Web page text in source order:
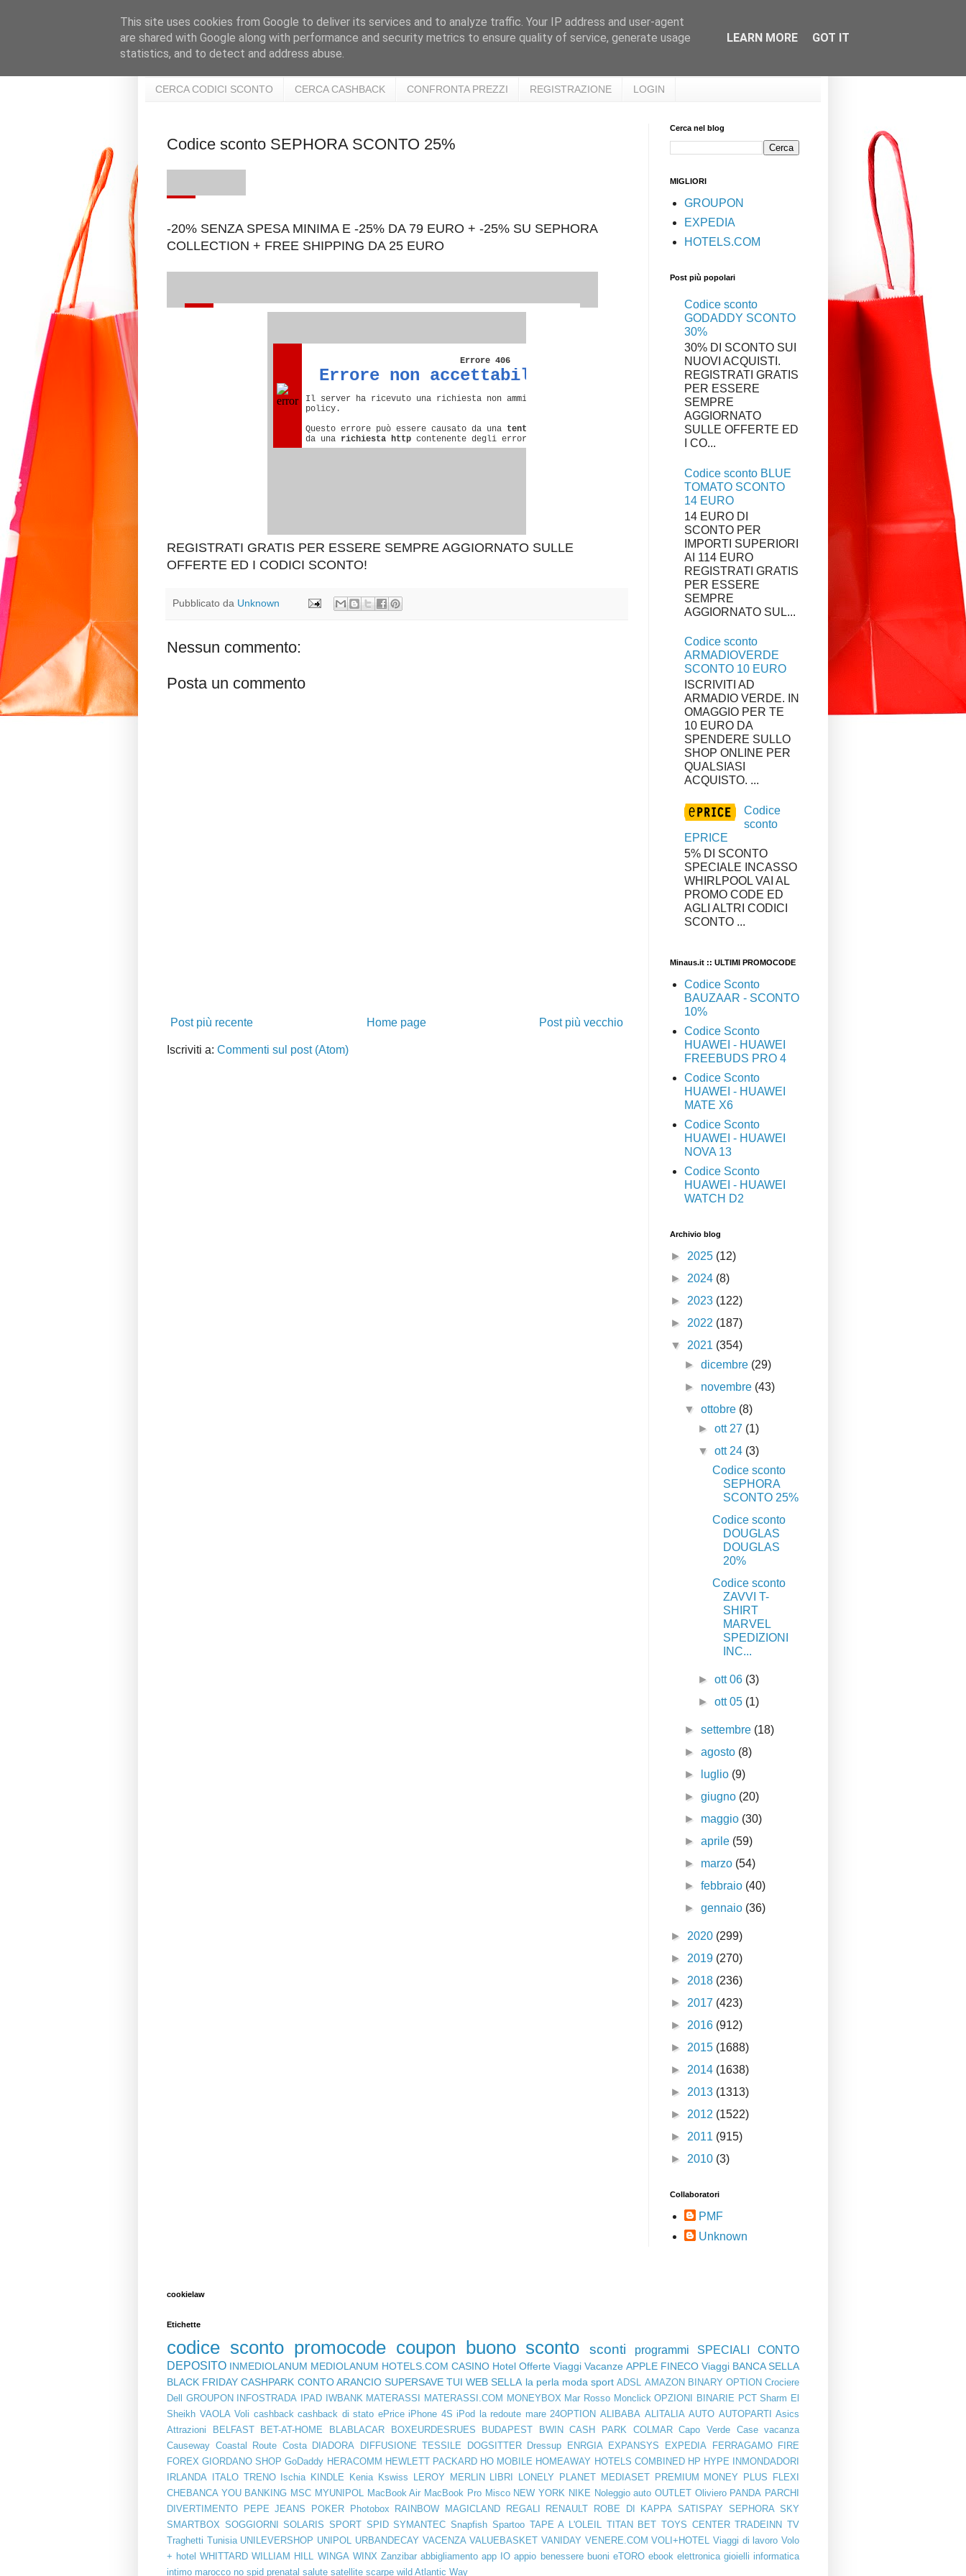
CERCA CODICI SCONTO CERCA CASHBACK CONFRONTA PREZZI REGISTRAZIONE LOGIN
Codice sconto SEPHORA SCONTO 25%
-20% SENZA SPESA MINIMA E -25% DA 79 EURO + -25% SU SEPHORA
COLLECTION + FREE SHIPPING DA 25 EURO
REGISTRATI GRATIS PER ESSERE SEMPRE AGGIORNATO SULLE
OFFERTE ED I CODICI SCONTO!
Pubblicato da Unknown
Nessun commento:
Posta un commento
Post più recente Post più vecchio
Home page
Iscriviti a: Commenti sul post (Atom)
Cerca nel blog
MIGLIORI
GROUPON
EXPEDIA
HOTELS.COM
Post più popolari
Codice sconto
GODADDY SCONTO
30%
30% DI SCONTO SUI
NUOVI ACQUISTI.
REGISTRATI GRATIS
PER ESSERE
SEMPRE
AGGIORNATO
SULLE OFFERTE ED
I CO...
Codice sconto BLUE
TOMATO SCONTO
14 EURO
14 EURO DI
SCONTO PER
IMPORTI SUPERIORI
AI 114 EURO
REGISTRATI GRATIS
PER ESSERE
SEMPRE
AGGIORNATO SUL...
Codice sconto
ARMADIOVERDE
SCONTO 10 EURO
ISCRIVITI AD
ARMADIO VERDE. IN
OMAGGIO PER TE
10 EURO DA
SPENDERE SULLO
SHOP ONLINE PER
QUALSIASI
ACQUISTO. ...
Codice
sconto
EPRICE
5% DI SCONTO
SPECIALE INCASSO
WHIRLPOOL VAI AL
PROMO CODE ED
AGLI ALTRI CODICI
SCONTO ...
Minaus.it :: ULTIMI PROMOCODE
Codice Sconto
BAUZAAR - SCONTO
10%
Codice Sconto
HUAWEI - HUAWEI
FREEBUDS PRO 4
Codice Sconto
HUAWEI - HUAWEI
MATE X6
Codice Sconto
HUAWEI - HUAWEI
NOVA 13
Codice Sconto
HUAWEI - HUAWEI
WATCH D2
Archivio blog
► 2025 (12)
► 2024 (8)
► 2023 (122)
► 2022 (187)
▼ 2021 (354)
►dicembre (29)
► novembre (43)
▼ottobre (8)
►ott 27 (1)
▼ott 24 (3)
Codice sconto
SEPHORA
SCONTO 25%
Codice sconto
DOUGLAS
DOUGLAS
20%
Codice sconto
ZAVVI T-
SHIRT
MARVEL
SPEDIZIONI
INC...
►ott 06 (3)
►ott 05 (1)
►settembre (18)
►agosto (8)
►
luglio (9)
►giugno (20)
► maggio (30)
►aprile (59)
► marzo (54)
►febbraio (40)
►gennaio (36)
► 2020 (299)
► 2019 (270)
► 2018 (236)
► 2017 (423)
► 2016 (912)
► 2015 (1688)
► 2014 (1638)
► 2013 (1313)
► 2012 (1522)
► 2011 (915)
► 2010 (3)
Collaboratori
PMF
Unknown
cookielaw
Etichette
codice sconto promocode coupon buono sconto sconti programmi SPECIALI
CONTO
DEPOSITO INMEDIOLANUM MEDIOLANUM HOTELS.COM CASINO Hotel Offerte Viaggi Vacanze APPLE FINECO Viaggi BANCA SELLA
BLACK FRIDAY CASHPARK CONTO ARANCIO SUPERSAVE TUI WEB SELLA la perla moda sport ADSL AMAZON BINARY OPTION Crociere
Dell
GROUPON INFOSTRADA IPAD IWBANK MATERASSI MATERASSI.COM MONEYBOX Mar Rosso Monclick OPZIONI BINARIE PCT Sharm El
Sheikh VAOLA Voli cashback cashback di stato ePrice iPhone 4S iPod la redoute mare 24OPTION ALIBABA ALITALIA AUTO AUTOPARTI
Asics
Attrazioni
BELFAST BET-AT-HOME BLABLACAR BOXEURDESRUES BUDAPEST BWIN CASH PARK COLMAR Capo Verde
Case vacanza
Causeway Coastal Route Costa DIADORA DIFFUSIONE TESSILE DOGSITTER Dressup ENRGIA EXPANSYS EXPEDIA FERRAGAMO
FIRE
FOREX GIORDANO SHOP GoDaddy HERACOMM HEWLETT PACKARD HO MOBILE HOMEAWAY HOTELS COMBINED HP HYPE
INMONDADORI
IRLANDA
ITALO TRENO Ischia KINDLE Kenia Kswiss LEROY MERLIN LIBRI LONELY PLANET MEDIASET PREMIUM
MONEY PLUS FLEXI
CHEBANCA YOU BANKING MSC MYUNIPOL MacBook Air MacBook Pro Misco NEW YORK NIKE Noleggio auto OUTLET Oliviero PANDA PARCHI
DIVERTIMENTO
PEPE JEANS POKER Photobox RAINBOW MAGICLAND REGALI RENAULT ROBE DI KAPPA SATISPAY SEPHORA SKY
SMARTBOX SOGGIORNI SOLARIS SPORT SPID SYMANTEC Snapfish Spartoo TAPE A L'OLEIL TITAN BET TOYS CENTER TRADEINN TV
Traghetti Tunisia UNILEVERSHOP UNIPOL URBANDECAY VACENZA VALUEBASKET VANIDAY VENERE.COM VOLI+HOTEL Viaggi di lavoro Volo
+ hotel WHITTARD WILLIAM HILL WINGA WINX Zanzibar abbigliamento app IO appio benessere buoni eTORO ebook elettronica gioielli informatica
intimo marocco no spid prenatal salute satellite scarpe wild Atlantic Way
This site uses cookies from Google to deliver its services and to analyze traffic. Your IP address and user-agent
are shared with Google along with performance and security metrics to ensure quality of service, generate usage
statistics, and to detect and address abuse.
LEARN MORE GOT IT